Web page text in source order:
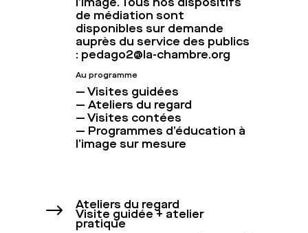
de médiation sont
disponibles sur demande
auprès du service des publics
: pedago2@la-chambre.org
Au programme
— Visites guidées
— Ateliers du regard
— Visites contées
— Programmes d’éducation à
l’image sur mesure
$ Ateliers du regard
Visite guidée + atelier
pratique